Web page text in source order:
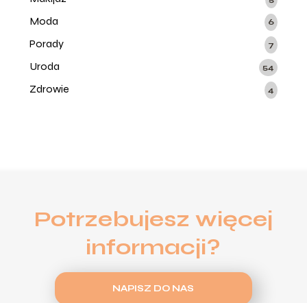
Moda 6
Porady 7
Uroda 54
Zdrowie 4
Potrzebujesz więcej
informacji?
NAPISZ DO NAS